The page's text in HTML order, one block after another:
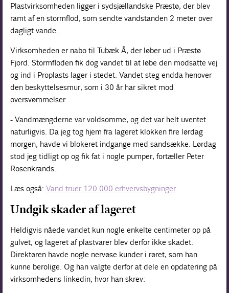
Plastvirksomheden ligger i sydsjællandske Præstø, der blev
ramt af en stormflod, som sendte vandstanden 2 meter over
dagligt vande.
Virksomheden er nabo til Tubæk Å, der løber ud i Præstø
Fjord. Stormfloden fik dog vandet til at løbe den modsatte vej
og ind i Proplasts lager i stedet. Vandet steg endda henover
den beskyttelsesmur, som i 30 år har sikret mod
oversvømmelser.
- Vandmængderne var voldsomme, og det var helt uventet
naturligvis. Da jeg tog hjem fra lageret klokken fire lørdag
morgen, havde vi blokeret indgange med sandsække. Lørdag
stod jeg tidligt op og fik fat i nogle pumper, fortæller Peter
Rosenkrands.
Læs også:Vand truer 120.000 erhvervsbygninger
Undgik skader af lageret
Heldigvis nåede vandet kun nogle enkelte centimeter op på
gulvet, og lageret af plastvarer blev derfor ikke skadet.
Direktøren havde nogle nervøse kunder i røret, som han
kunne berolige. Og han valgte derfor at dele en opdatering på
virksomhedens linkedin, hvor han skrev: